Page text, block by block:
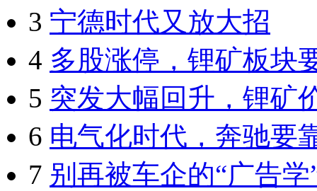
3 宁德时代又放大招
4 多股涨停，锂矿板块
5 突发大幅回升，锂矿
6 电气化时代，奔驰要
7 别再被车企的“广告学